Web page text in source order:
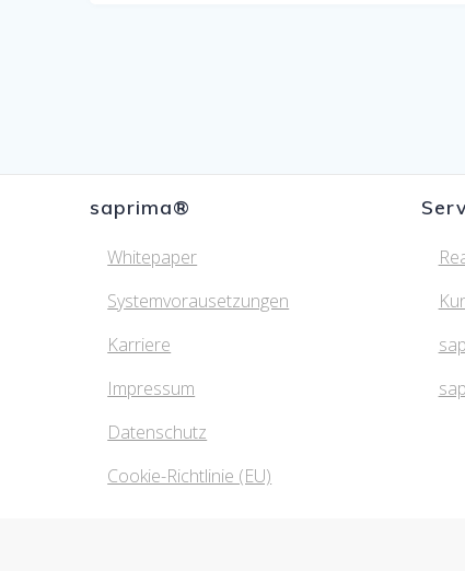
saprima®
Whitepaper
Systemvorausetzungen
Karriere
Impressum
Datenschutz
Cookie-Richtlinie (EU)